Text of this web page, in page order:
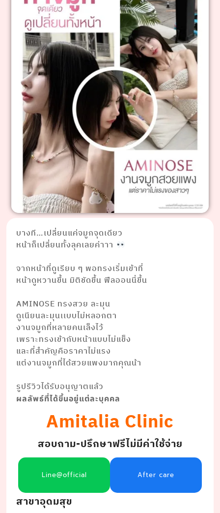
บางที…เปลี่ยนแค่จมูกจุดเดียว
หน้าก็เปลี่ยนทั้งลุคเลยค่าาา
จากหน้าที่ดูเรียบ ๆ พอทรงเริ่มเข้าที่
หน้าดูหวานขึ้น มิติชัดขึ้น ฟีลออนนี่ขึ้น
AMINOSE ทรงสวย ละมุน
ดูเนียนละมุนเเบบไม่หลอกตา
งานจมูกที่หลายคนเล็งไว้
เพราะทรงเข้ากับหน้าแบบไม่แข็ง
และที่สำคัญคือราคาไม่แรง
แต่งานจมูกที่ได้สวยแพงมากคุณน้า
รูปรีวิวได้รับอนุญาตแล้ว
ผลลัพธ์ที่ได้ขึ้นอยู่แต่ละบุคคล
Amitalia Clinic
สอบถาม-ปรึกษาฟรีไม่มีค่าใช้จ่าย
Line@official After care
สาขาอุดมสุข